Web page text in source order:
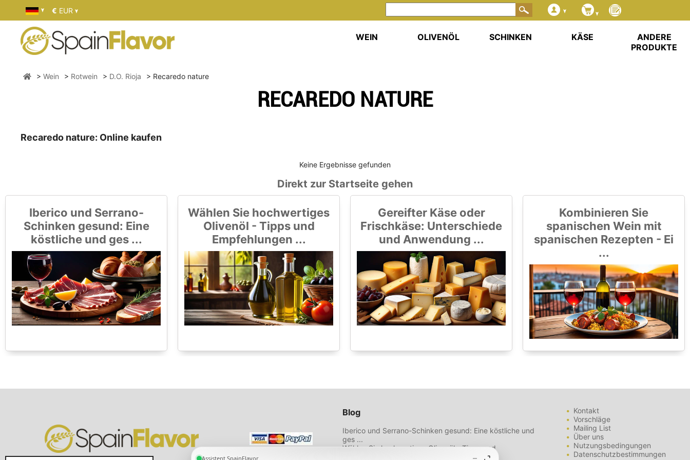
RECAREDO NATURE
Recaredo nature: Online kaufen
Keine Ergebnisse gefunden
Direkt zur Startseite gehen
Iberico und Serrano-
Schinken gesund: Eine
köstliche und ges ...
Wählen Sie hochwertiges
Olivenöl - Tipps und
Empfehlungen ...
Gereifter Käse oder
Frischkäse: Unterschiede
und Anwendung ...
Kombinieren Sie
spanischen Wein mit
spanischen Rezepten - Ei
...
€ EUR
WEIN OLIVENÖL SCHINKEN KÄSE
ANDERE
PRODUKTE
Wein Rotwein D.O. Rioja Recaredo nature
Blog
Iberico und Serrano-Schinken gesund: Eine köstliche und
ges ...
Wählen Sie hochwertiges Olivenöl - Tipps und
Kontakt
Vorschläge
Mailing List
Über uns
Nutzungsbedingungen
Datenschutzbestimmungen